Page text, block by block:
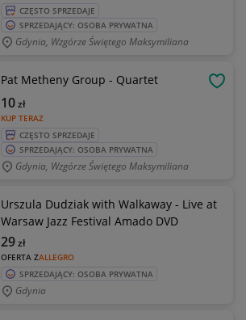
CZĘSTO SPRZEDAJE
SPRZEDAJĄCY: OSOBA PRYWATNA
Gdynia, Wzgórze Świętego Maksymiliana
Pat Metheny Group - Quartet
KUP TERAZ
10zł
CZĘSTO SPRZEDAJE
SPRZEDAJĄCY: OSOBA PRYWATNA
Gdynia, Wzgórze Świętego Maksymiliana
Urszula Dudziak with Walkaway - Live at
Warsaw Jazz Festival Amado DVD
OFERTA ZALLEGRO
29zł
SPRZEDAJĄCY: OSOBA PRYWATNA
Gdynia